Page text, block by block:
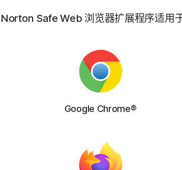
Norton Safe Web 浏览器扩展程序适用于
Google Chrome®